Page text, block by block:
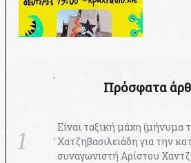
Πρόσφατα
Είναι ταξική μάχη (μήνυμα
Χατζηβασιλειάδη για την
συναγωνιστή Αρίστου